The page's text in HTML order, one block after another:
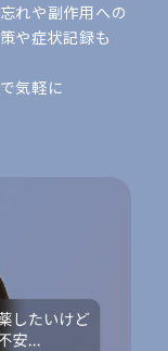
れや​副作用への​
や​症状記録も​
気軽に​